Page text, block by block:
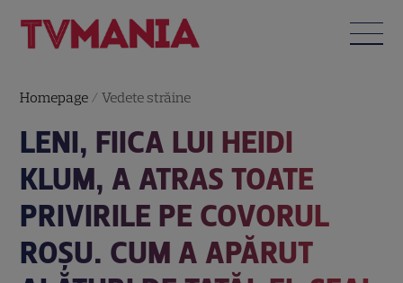
Homepage /Vedete străine
LENI, FIICA LUI HEIDI
KLUM, A ATRAS TOATE
PRIVIRILE PE COVORUL
ROȘU. CUM A APĂRUT